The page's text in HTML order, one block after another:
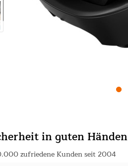
in guten Händen
zufriedene Kunden seit 2004